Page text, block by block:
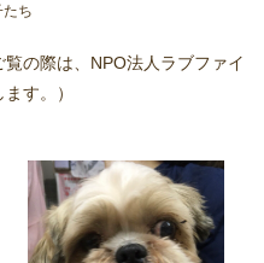
ち
の際は、NPO法人ラブファイ
す。）